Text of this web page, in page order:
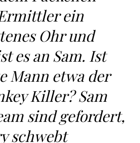
ein
Ohr und
es an Sam. Ist
Mann etwa der
Killer? Sam
sind gefordert,
schwebt